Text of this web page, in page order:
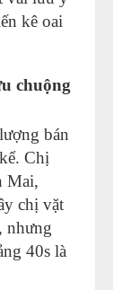
kê oai
chuộng
bán
Chị
Mai,
chị vặt
nhưng
40s là